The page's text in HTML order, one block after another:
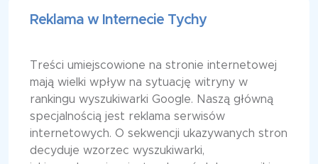
Reklama w Internecie Tychy
Treści umiejscowione na stronie internetowej
mają wielki wpływ na sytuację witryny w
rankingu wyszukiwarki Google. Naszą główną
specjalnością jest reklama serwisów
internetowych. O sekwencji ukazywanych stron
decyduje wzorzec wyszukiwarki,